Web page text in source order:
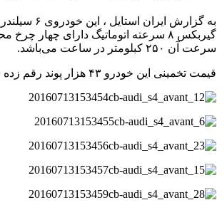
به گزارش ایران
گیربکس ۸ سرعته اتوماتیگ دارای چهار
سرعت آن ۲۵۰ کبلومتر در ساعت می‌باشد.
قیمت تخمینی این خودرو ۴۳ هزار پوند رقم زده شده است.